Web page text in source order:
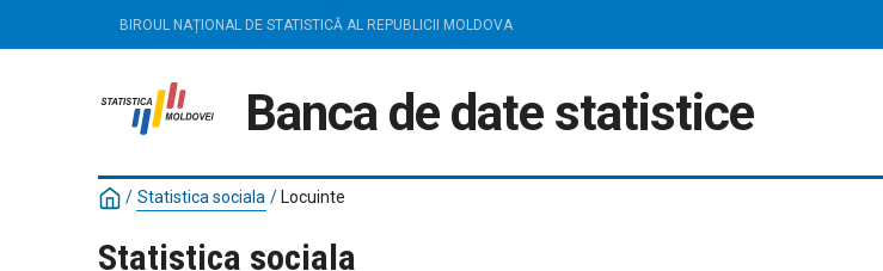
BIROUL NAȚIONAL DE STATISTICĂ AL REPUBLICII MOLDOVA
Banca de date statistice
/ Statistica sociala / Locuinte
Statistica sociala